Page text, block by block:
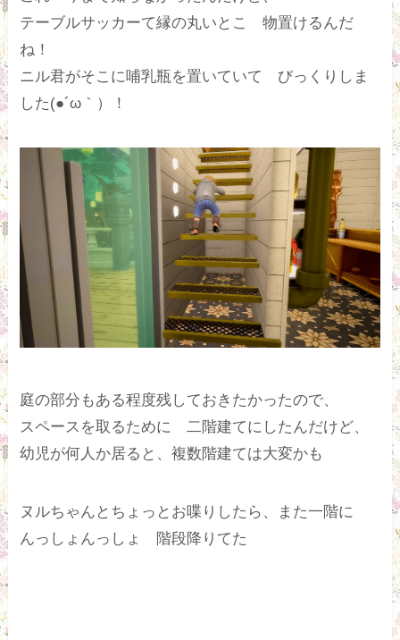
テーブルサッカーて縁の丸いとこ 物置けるんだ
ね！
ニル君がそこに哺乳瓶を置いていて びっくりしま
した(●´ω｀）！
庭の部分もある程度残しておきたかったので、
スペースを取るために 二階建てにしたんだけど、
幼児が何人か居ると、複数階建ては大変かも
ヌルちゃんとちょっとお喋りしたら、また一階に
んっしょんっしょ 階段降りてた